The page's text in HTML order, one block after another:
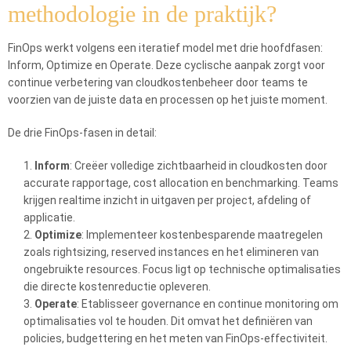
methodologie in de praktijk?
FinOps werkt volgens een iteratief model met drie hoofdfasen:
Inform, Optimize en Operate. Deze cyclische aanpak zorgt voor
continue verbetering van cloudkostenbeheer door teams te
voorzien van de juiste data en processen op het juiste moment.
De drie FinOps-fasen in detail:
Inform: Creëer volledige zichtbaarheid in cloudkosten door
accurate rapportage, cost allocation en benchmarking. Teams
krijgen realtime inzicht in uitgaven per project, afdeling of
applicatie.
Optimize: Implementeer kostenbesparende maatregelen
zoals rightsizing, reserved instances en het elimineren van
ongebruikte resources. Focus ligt op technische optimalisaties
die directe kostenreductie opleveren.
Operate: Etablisseer governance en continue monitoring om
optimalisaties vol te houden. Dit omvat het definiëren van
policies, budgettering en het meten van FinOps-effectiviteit.